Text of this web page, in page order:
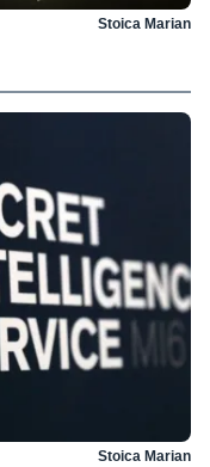
Stoica Marian
Stoica Marian